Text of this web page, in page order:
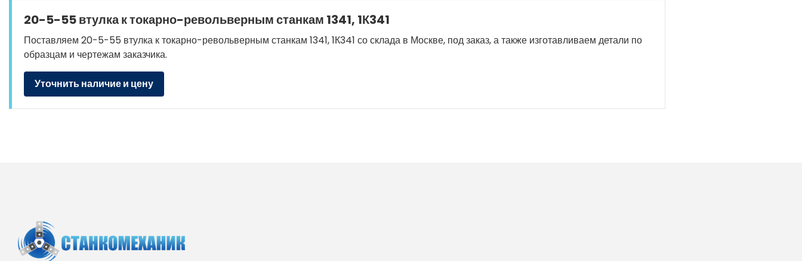
20-5-55 втулка к токарно-револьверным станкам 1341, 1К341
Поставляем 20-5-55 втулка к токарно-револьверным станкам 1341, 1К341 со склада в Москве, под заказ, а также изготавливаем детали по
образцам и чертежам заказчика.
Уточнить наличие и цену